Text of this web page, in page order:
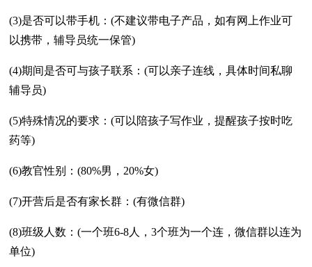
(3)是否可以带手机：(不建议带电子产品，如有网上作业可
以携带，辅导员统一保管)
(4)期间是否可与孩子联系：(可以亲子连线，具体时间私聊
辅导员)
(5)特殊情况的要求：(可以陪孩子写作业，提醒孩子按时吃
药等)
(6)教官性别：(80%男，20%女)
(7)开营后是否有家长群：(有微信群)
(8)班级人数：(一个班6-8人，3个班为一个连，微信群以连为
单位)